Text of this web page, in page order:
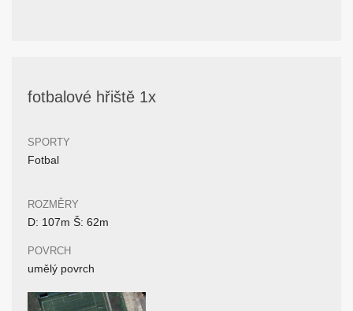
fotbalové hřiště 1x
SPORTY
Fotbal
ROZMĚRY
D: 107m Š: 62m
POVRCH
umělý povrch